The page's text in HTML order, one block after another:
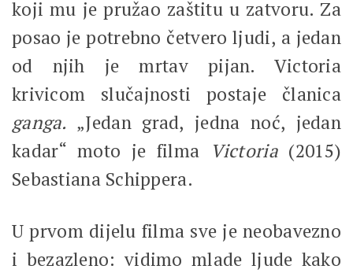
koji mu je pružao zaštitu u zatvoru. Za
posao je potrebno četvero ljudi, a jedan
od njih je mrtav pijan. Victoria
krivicom slučajnosti postaje članica
ganga. „Jedan grad, jedna noć, jedan
kadar“ moto je filma Victoria(2015)
Sebastiana Schippera.
U prvom dijelu filma sve je neobavezno
i bezazleno: vidimo mlade ljude kako